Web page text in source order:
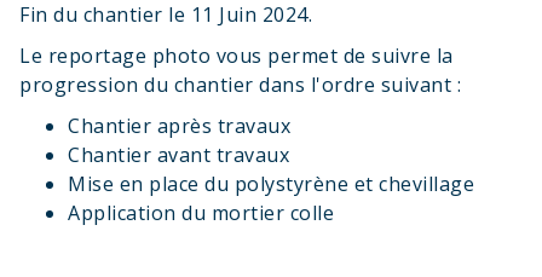
Fin du chantier le 11 Juin 2024.
Le reportage photo vous permet de suivre la
progression du chantier dans l'ordre suivant :
Chantier après travaux
Chantier avant travaux
Mise en place du polystyrène et chevillage
Application du mortier colle